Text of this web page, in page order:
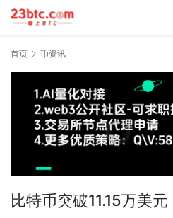
首页 币资讯
比特币突破11.15万美元